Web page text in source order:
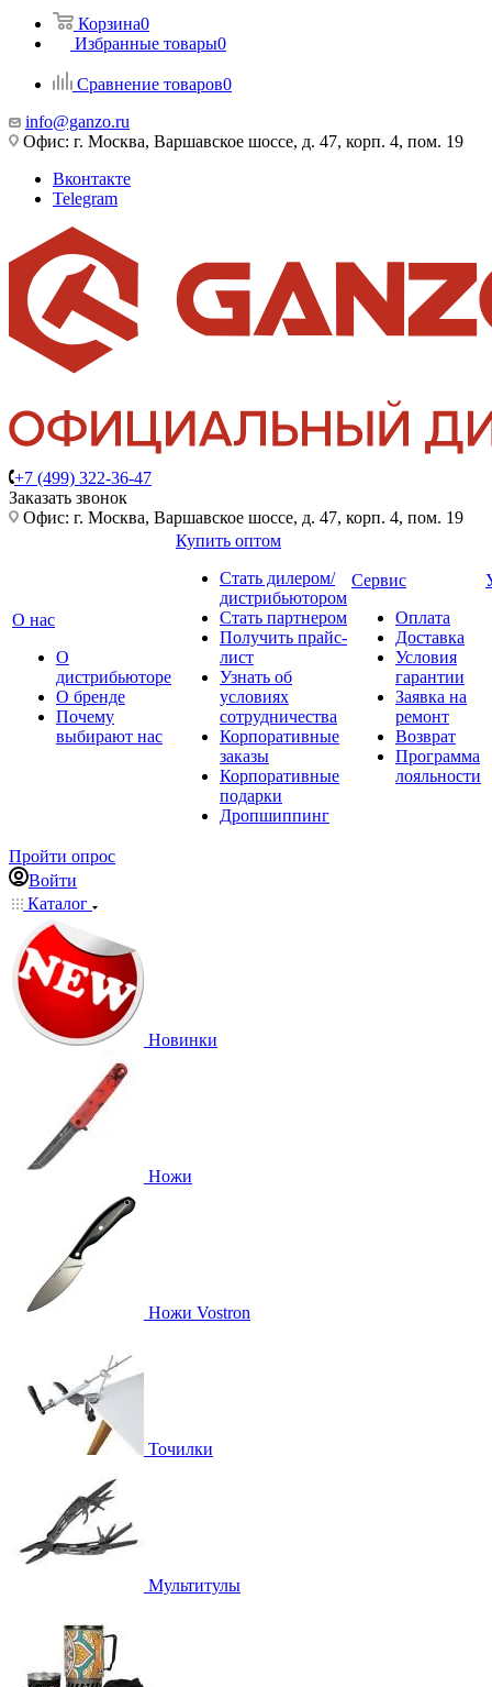
Корзина0
Избранные товары0
Сравнение товаров0
info@ganzo.ru
Офис: г. Москва, Варшавское шоссе, д. 47, корп. 4, пом. 19
Вконтакте
Telegram
+7 (499) 322-36-47
Заказать звонок
Офис: г. Москва, Варшавское шоссе, д. 47, корп. 4, пом. 19
О нас
О
дистрибьюторе
О бренде
Почему
выбирают нас
Купить оптом
Стать дилером/
дистрибьютором
Стать партнером
Получить прайс-
лист
Узнать об
условиях
сотрудничества
Корпоративные
заказы
Корпоративные
подарки
Дропшиппинг
Сервис
Оплата
Доставка
Условия
гарантии
Заявка на
ремонт
Возврат
Программа
лояльности
Пройти опрос
Войти
Каталог
Новинки
Ножи
Ножи Vostron
Точилки
Мультитулы